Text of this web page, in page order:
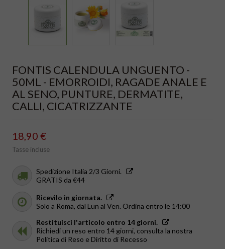
FONTIS CALENDULA UNGUENTO -
50ML - EMORROIDI, RAGADE ANALE E
AL SENO, PUNTURE, DERMATITE,
CALLI, CICATRIZZANTE
18,90 €
Tasse incluse
Spedizione Italia 2/3 Giorni.
GRATIS da €44
Ricevilo in giornata.
Solo a Roma, dal Lun al Ven. Ordina entro le 14:00
Restituisci l'articolo entro 14 giorni.
Richiedi un reso entro 14 giorni, consulta la nostra
Politica di Reso e Diritto di Recesso